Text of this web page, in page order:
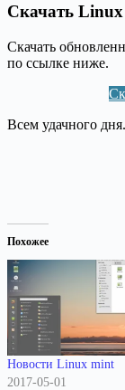
Скачать
Скачать
по ссылке ниже.
Всем удачного дня.
Похожее
Новости Linux mint
2017-05-01